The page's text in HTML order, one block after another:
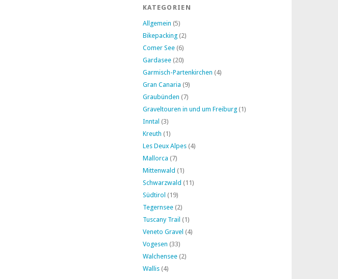
KATEGORIEN
Allgemein (5)
Bikepacking (2)
Comer See (6)
Gardasee (20)
Garmisch-Partenkirchen (4)
Gran Canaria (9)
Graubünden (7)
Graveltouren in und um Freiburg (1)
Inntal (3)
Kreuth (1)
Les Deux Alpes (4)
Mallorca (7)
Mittenwald (1)
Schwarzwald (11)
Südtirol (19)
Tegernsee (2)
Tuscany Trail (1)
Veneto Gravel (4)
Vogesen (33)
Walchensee (2)
Wallis (4)